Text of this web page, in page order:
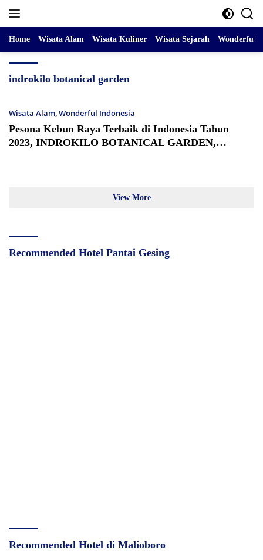
Home Wisata Alam Wisata Kuliner Wisata Sejarah Wonderful
indrokilo botanical garden
Wisata Alam,Wonderful Indonesia
Pesona Kebun Raya Terbaik di Indonesia Tahun
2023, INDROKILO BOTANICAL GARDEN,
View More
Recommended Hotel Pantai Gesing
Recommended Hotel di Malioboro